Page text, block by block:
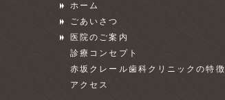
ホーム
ごあいさつ
医院のご案内
診療コンセプト
赤坂クレール歯科クリニックの特徴
アクセス